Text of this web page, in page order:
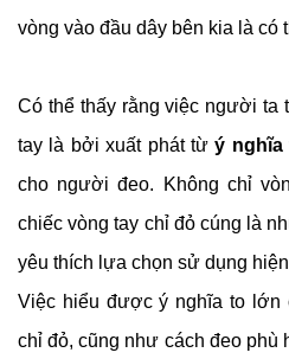
vòng vào đầu dây bên kia là có
Có thể thấy rằng việc người ta
tay là bởi xuất phát từý nghĩa
cho người đeo. Không chỉ
chiếc vòng tay chỉ đỏ cúng là
yêu thích lựa chọn sử dụng
Việc hiểu được ý nghĩa to lớn
chỉ đỏ, cũng như cách đeo phù